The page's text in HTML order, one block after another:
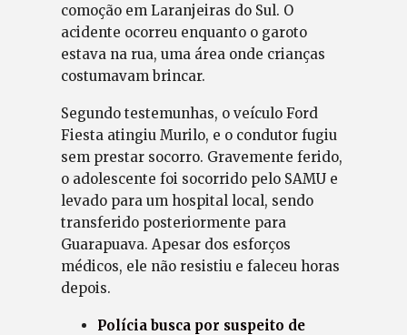
comoção em Laranjeiras do Sul. O
acidente ocorreu enquanto o garoto
estava na rua, uma área onde crianças
costumavam brincar.
Segundo testemunhas, o veículo Ford
Fiesta atingiu Murilo, e o condutor fugiu
sem prestar socorro. Gravemente ferido,
o adolescente foi socorrido pelo SAMU e
levado para um hospital local, sendo
transferido posteriormente para
Guarapuava. Apesar dos esforços
médicos, ele não resistiu e faleceu horas
depois.
Polícia busca por suspeito de